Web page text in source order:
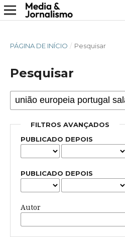
PÁGINA DE INÍCIO / Pesquisar
Pesquisar
FILTROS AVANÇADOS
PUBLICADO DEPOIS
PUBLICADO DEPOIS
Autor